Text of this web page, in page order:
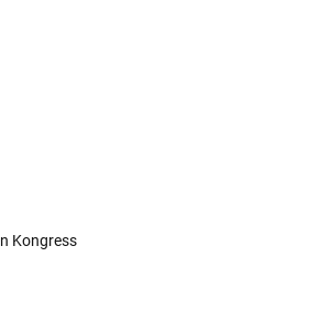
Kongress